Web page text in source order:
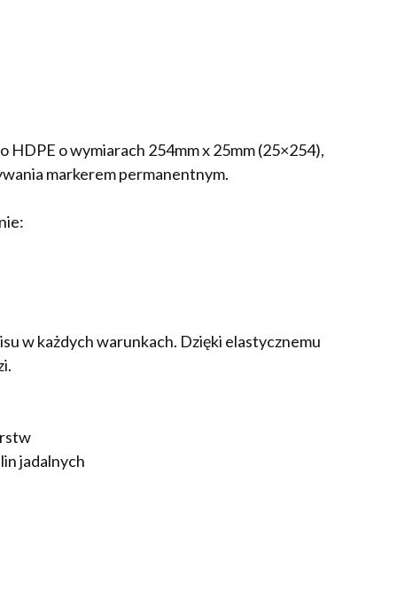
o wymiarach 254mm x 25mm (25×254),
markerem permanentnym.
w każdych warunkach. Dzięki elastycznemu
jadalnych